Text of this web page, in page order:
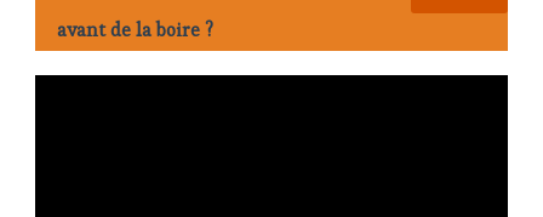
avant de la boire ?